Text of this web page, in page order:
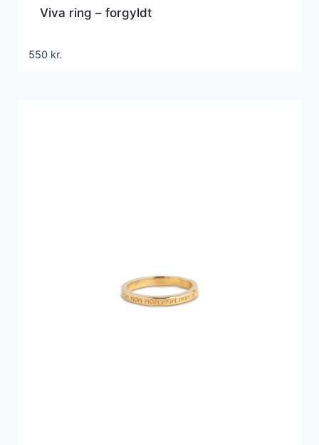
Viva ring – forgyldt
550 kr.